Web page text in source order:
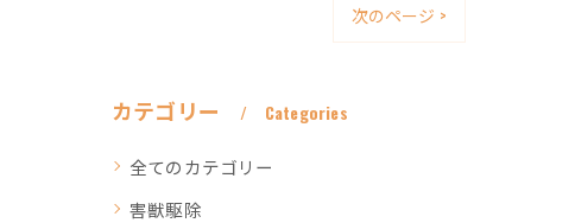
次のページ >
カテゴリー Categories
全てのカテゴリー
害獣駆除